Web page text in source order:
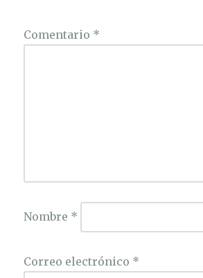
Comentario *
Nombre *
Correo electrónico *